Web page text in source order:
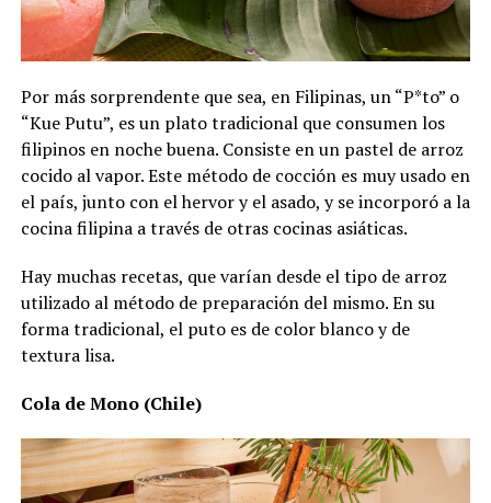
Por más sorprendente que sea, en Filipinas, un “P*to” o
“Kue Putu”, es un plato tradicional que consumen los
filipinos en noche buena. Consiste en un pastel de arroz
cocido al vapor. Este método de cocción es muy usado en
el país, junto con el hervor y el asado, y se incorporó a la
cocina filipina a través de otras cocinas asiáticas.
Hay muchas recetas, que varían desde el tipo de arroz
utilizado al método de preparación del mismo. En su
forma tradicional, el puto es de color blanco y de
textura lisa.
Cola de Mono (Chile)